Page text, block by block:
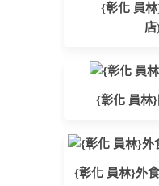
{彰化 員
{彰化 員林}
{彰化 員林}外